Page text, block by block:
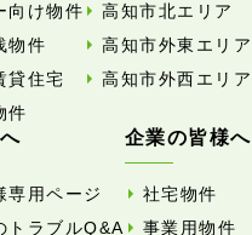
向け物件
物件
貸住宅
件
高知市北エリア
高知市外東エリア
高知市外西エリア
専用ページ
トラブルQ&A
企業の皆様へ
社宅物件
事業用物件